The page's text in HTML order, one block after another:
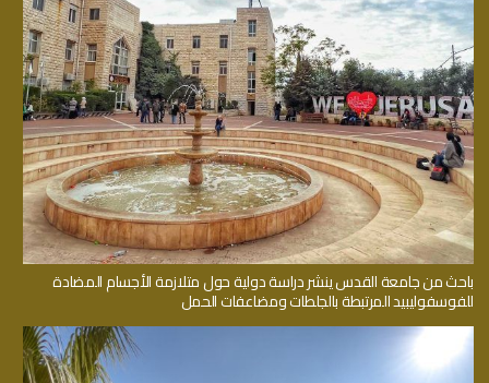
باحث من جامعة القدس ينشر دراسة دولية حول متلازمة الأجسام المضادة
للفوسفوليبيد المرتبطة بالجلطات ومضاعفات الحمل